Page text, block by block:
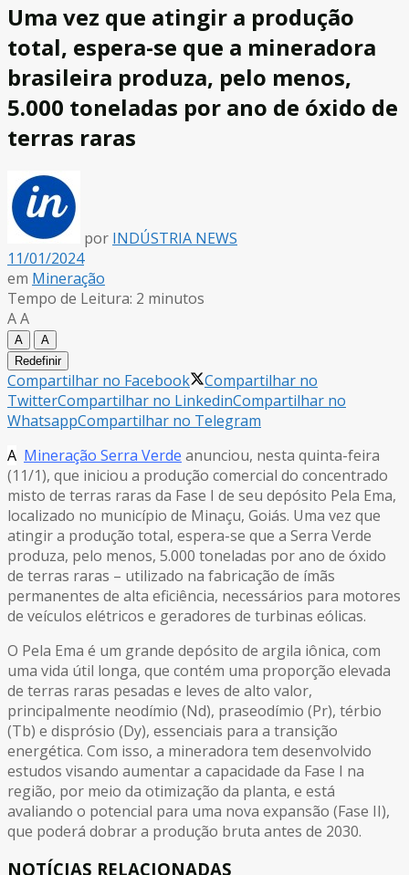
Uma vez que atingir a produção
total, espera-se que a mineradora
brasileira produza, pelo menos,
5.000 toneladas por ano de óxido de
terras raras
por INDÚSTRIA NEWS
11/01/2024
em Mineração
Tempo de Leitura: 2 minutos
AA
A
A
Redefinir
Compartilhar no Facebook
Compartilhar no
TwitterCompartilhar no LinkedinCompartilhar no
WhatsappCompartilhar no Telegram
A Mineração Serra Verde anunciou, nesta quinta-feira
(11/1), que iniciou a produção comercial do concentrado
misto de terras raras da Fase I de seu depósito Pela Ema,
localizado no município de Minaçu, Goiás. Uma vez que
atingir a produção total, espera-se que a Serra Verde
produza, pelo menos, 5.000 toneladas por ano de óxido
de terras raras – utilizado na fabricação de ímãs
permanentes de alta eficiência, necessários para motores
de veículos elétricos e geradores de turbinas eólicas.
O Pela Ema é um grande depósito de argila iônica, com
uma vida útil longa, que contém uma proporção elevada
de terras raras pesadas e leves de alto valor,
principalmente neodímio (Nd), praseodímio (Pr), térbio
(Tb) e disprósio (Dy), essenciais para a transição
energética. Com isso, a mineradora tem desenvolvido
estudos visando aumentar a capacidade da Fase I na
região, por meio da otimização da planta, e está
avaliando o potencial para uma nova expansão (Fase II),
que poderá dobrar a produção bruta antes de 2030.
NOTÍCIAS RELACIONADAS